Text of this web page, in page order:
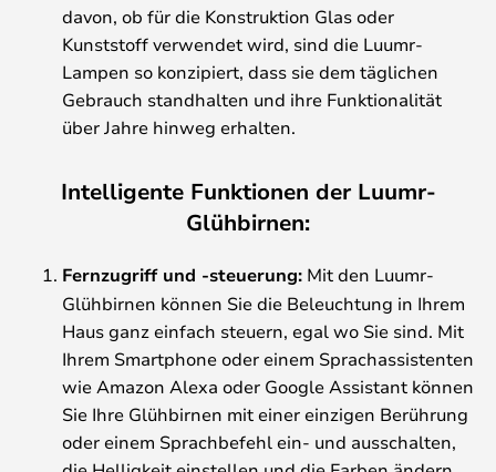
davon, ob für die Konstruktion Glas oder
Kunststoff verwendet wird, sind die Luumr-
Lampen so konzipiert, dass sie dem täglichen
Gebrauch standhalten und ihre Funktionalität
über Jahre hinweg erhalten.
Intelligente Funktionen der Luumr-
Glühbirnen:
Fernzugriff und -steuerung: Mit den Luumr-
Glühbirnen können Sie die Beleuchtung in Ihrem
Haus ganz einfach steuern, egal wo Sie sind. Mit
Ihrem Smartphone oder einem Sprachassistenten
wie Amazon Alexa oder Google Assistant können
Sie Ihre Glühbirnen mit einer einzigen Berührung
oder einem Sprachbefehl ein- und ausschalten,